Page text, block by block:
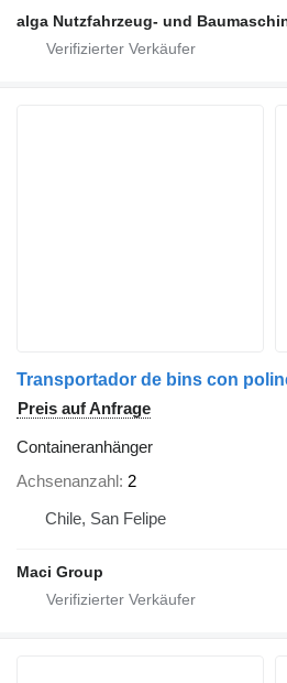
Transportador de bins con
Preis auf Anfrage
Containeranhänger
Achsenanzahl 2
Chile, San Felipe
Maci Group